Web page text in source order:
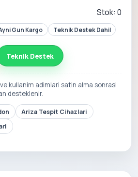
Stok: 0
Gun Kargo Teknik Destek Dahil
Teknik Destek
kullanim adimlari satin alma sonrasi
desteklenir.
Ariza Tespit Cihazlari